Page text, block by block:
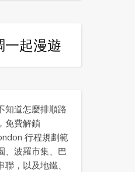
一起漫遊
知道怎麼排順路
免費解鎖
行程規劃範
、波羅市集、巴
，以及地鐵、